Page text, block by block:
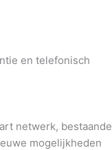
en telefonisch
netwerk, bestaande
mogelijkheden